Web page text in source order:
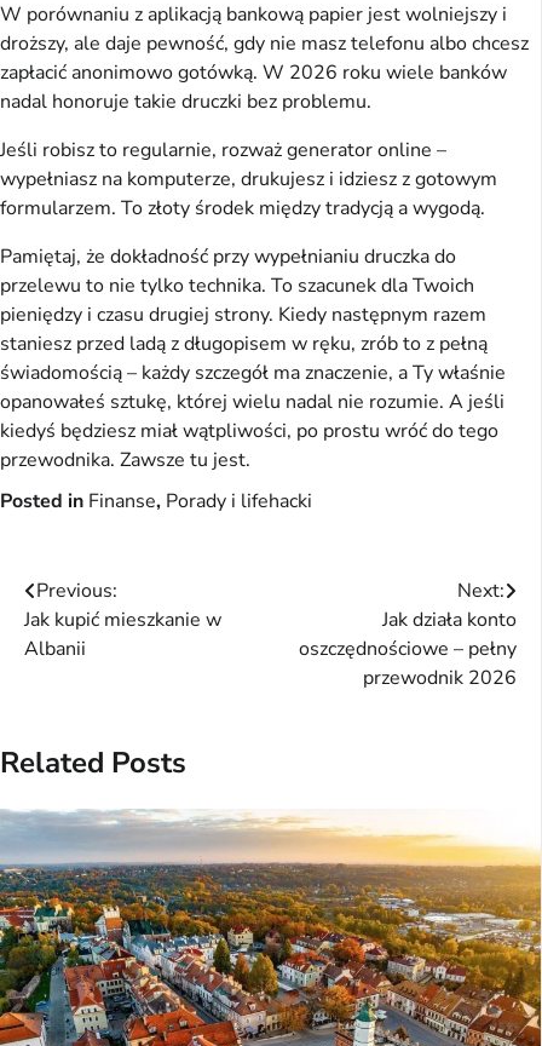
W porównaniu z aplikacją bankową papier jest wolniejszy i
droższy, ale daje pewność, gdy nie masz telefonu albo chcesz
zapłacić anonimowo gotówką. W 2026 roku wiele banków
nadal honoruje takie druczki bez problemu.
Jeśli robisz to regularnie, rozważ generator online –
wypełniasz na komputerze, drukujesz i idziesz z gotowym
formularzem. To złoty środek między tradycją a wygodą.
Pamiętaj, że dokładność przy wypełnianiu druczka do
przelewu to nie tylko technika. To szacunek dla Twoich
pieniędzy i czasu drugiej strony. Kiedy następnym razem
staniesz przed ladą z długopisem w ręku, zrób to z pełną
świadomością – każdy szczegół ma znaczenie, a Ty właśnie
opanowałeś sztukę, której wielu nadal nie rozumie. A jeśli
kiedyś będziesz miał wątpliwości, po prostu wróć do tego
przewodnika. Zawsze tu jest.
Posted in Finanse, Porady i lifehacki
Nawigacja
wpisu
Previous:
Jak kupić mieszkanie w
Albanii
Next:
Jak działa konto
oszczędnościowe – pełny
przewodnik 2026
Related Posts